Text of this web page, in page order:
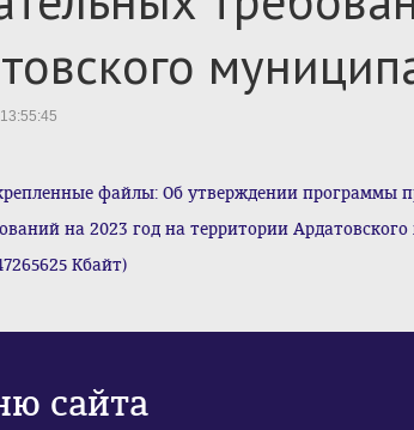
файлы: Об утверждении программы
на 2023 год на территории
Кбайт)
сайта